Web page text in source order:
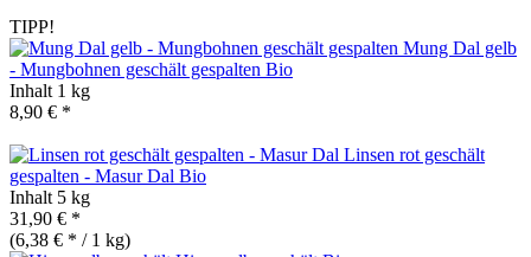
TIPP!
Mung Dal gelb
- Mungbohnen geschält gespalten Bio
Inhalt 1 kg
8,90 € *
Linsen rot geschält
gespalten - Masur Dal Bio
Inhalt 5 kg
31,90 € *
(6,38 € * / 1 kg)